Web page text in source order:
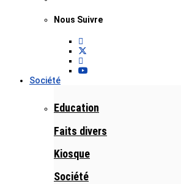
Nous Suivre
Société
Education
Faits divers
Kiosque
Société